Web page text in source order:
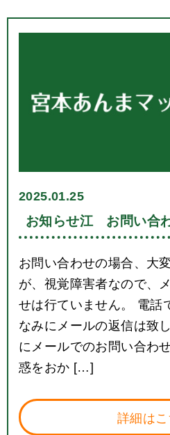
2025.01.25
お知らせ江 お問い合
お問い合わせの場合、大
が、視覚障害者なので、
せは行ていません。 電話
なみにメールの返信は致
にメールでのお問い合わ
惑をおか […]
詳細はこ